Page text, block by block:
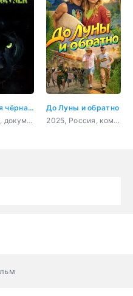
Настоящая чёрная пантера
2020, США, документальный, короткометражка
До Луны и обратно
2025, Россия, комедия, семейный